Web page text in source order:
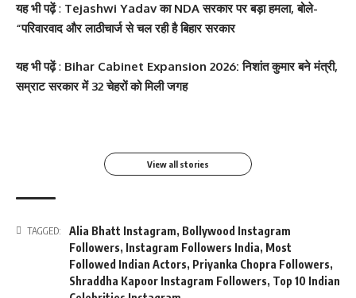
यह भी पढ़ें: Tejashwi Yadav का NDA सरकार पर बड़ा हमला, बोले-
“परिवारवाद और लाठीचार्ज से चल रही है बिहार सरकार
यह भी पढ़ें: Bihar Cabinet Expansion 2026: निशांत कुमार बने मंत्री,
सम्राट सरकार में 32 चेहरों को मिली जगह
सोनम कपूर ने शर्ट के बटन
खोलकर बेबी बंप फ्लॉन्ट किया
श्वेता तिवारी ने सोशल मीडिया
पर फिर लगाई आग, फोटो तेजी
Salman Khan की बर्थडे
पार्टी में लगा सितारों का मेला,
श्वेता तिवारी ने सोशल मीडिया
View all stories
TAGGED: Alia Bhatt Instagram, Bollywood Instagram
Followers, Instagram Followers India, Most
Followed Indian Actors, Priyanka Chopra Followers,
Shraddha Kapoor Instagram Followers, Top 10 Indian